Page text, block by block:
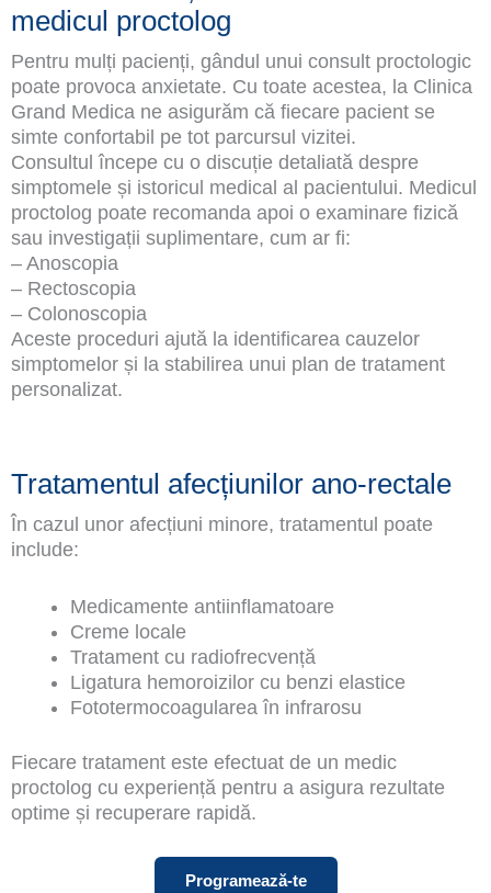
medicul proctolog
Pentru mulți pacienți, gândul unui consult proctologic
poate provoca anxietate. Cu toate acestea, la Clinica
Grand Medica ne asigurăm că fiecare pacient se
simte confortabil pe tot parcursul vizitei.
Consultul începe cu o discuție detaliată despre
simptomele și istoricul medical al pacientului. Medicul
proctolog poate recomanda apoi o examinare fizică
sau investigații suplimentare, cum ar fi:
– Anoscopia
– Rectoscopia
– Colonoscopia
Aceste proceduri ajută la identificarea cauzelor
simptomelor și la stabilirea unui plan de tratament
personalizat.
Tratamentul afecțiunilor ano-rectale
În cazul unor afecțiuni minore, tratamentul poate
include:
Medicamente antiinflamatoare
Creme locale
Tratament cu radiofrecvență
Ligatura hemoroizilor cu benzi elastice
Fototermocoagularea în infrarosu
Fiecare tratament este efectuat de un medic
proctolog cu experiență pentru a asigura rezultate
optime și recuperare rapidă.
Programează-te